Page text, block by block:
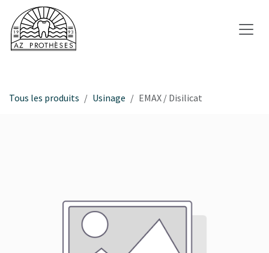
Se rendre au contenu
Tous les produits Usinage EMAX / Disilicat